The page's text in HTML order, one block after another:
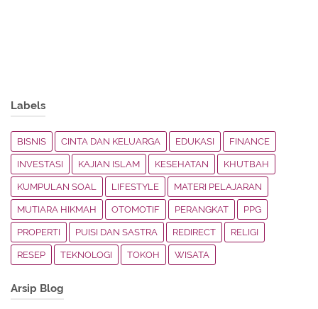
Labels
BISNIS CINTA DAN KELUARGA EDUKASI FINANCE
INVESTASI KAJIAN ISLAM KESEHATAN KHUTBAH
KUMPULAN SOAL LIFESTYLE MATERI PELAJARAN
MUTIARA HIKMAH OTOMOTIF PERANGKAT PPG
PROPERTI PUISI DAN SASTRA REDIRECT RELIGI
RESEP TEKNOLOGI TOKOH WISATA
Arsip Blog